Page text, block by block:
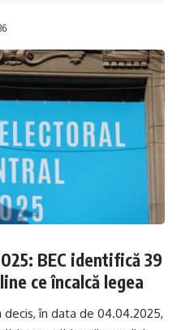
BEC identifică 39
ce încalcă legea
decis, în data de 04.04.2025,